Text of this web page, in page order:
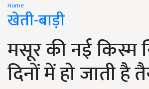
Home
खेती-बाड़ी
मसूर की नई किस्म
दिनों में हो जाती है